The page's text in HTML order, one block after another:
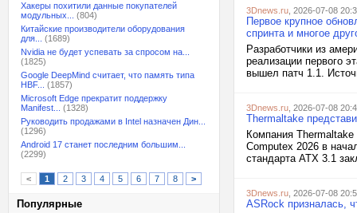
Хакеры похитили данные покупателей
модульных...
(804)
Китайские производители оборудования
для...
(1689)
Nvidia не будет успевать за спросом на...
(1825)
Google DeepMind считает, что память типа
HBF...
(1857)
Microsoft Edge прекратит поддержку
Manifest...
(1328)
Руководить продажами в Intel назначен Дин...
(1296)
Android 17 станет последним большим...
(2299)
< 1 2 3 4 5 6 7 8 >
Популярные
3Dnews.ru , 2026-07-08
Первое крупное
спринта и многое
Разработчики из
реализации первого
вышел патч 1.1.
3Dnews.ru , 2026-07-08
Thermaltake
Компания
Computex 2026 в
стандарта ATX 3.1
3Dnews.ru , 2026-07-08
ASRock призналась,